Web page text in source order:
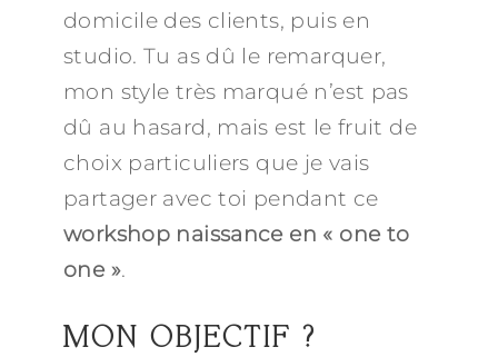
domicile des clients, puis en
studio. Tu as dû le remarquer,
mon style très marqué n’est pas
dû au hasard, mais est le fruit de
choix particuliers que je vais
partager avec toi pendant ce
workshop naissance en « one to
one ».
MON OBJECTIF ?